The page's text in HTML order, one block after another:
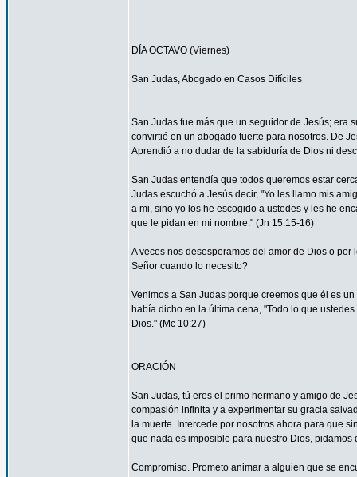
DÍA OCTAVO (Viernes)
San Judas, Abogado en Casos Difíciles
San Judas fue más que un seguidor de Jesús; era
convirtió en un abogado fuerte para nosotros. De
Aprendió a no dudar de la sabiduría de Dios ni
San Judas entendía que todos queremos estar
Judas escuchó a Jesús decir, "Yo les llamo mis
a mi, sino yo los he escogido a ustedes y les he
que le pidan en mi nombre." (Jn 15:15-16)
A veces nos desesperamos del amor de Dios o
Señor cuando lo necesito?
Venimos a San Judas porque creemos que él es
había dicho en la última cena, "Todo lo que
Dios." (Mc 10:27)
ORACIÓN
San Judas, tú eres el primo hermano y amigo de
compasión infinita y a experimentar su gracia
la muerte. Intercede por nosotros ahora para que
que nada es imposible para nuestro Dios,
Compromiso. Prometo animar a alguien que se